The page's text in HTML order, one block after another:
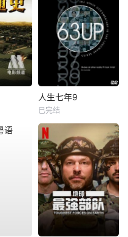
人生七年9
已完结